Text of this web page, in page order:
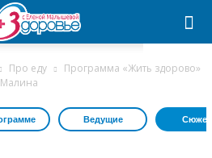
Про еду
Программа «Жить здорово»
Малина
Ведущие